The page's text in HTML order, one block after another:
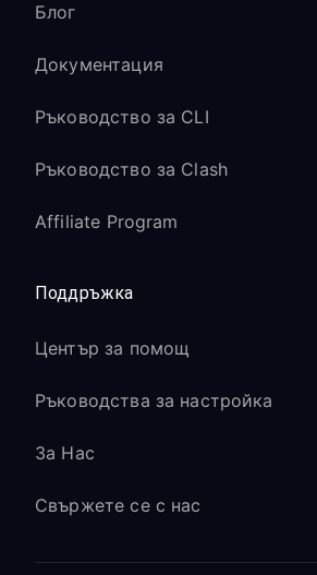
Блог
Документация
Ръководство за CLI
Ръководство за Clash
Affiliate Program
Поддръжка
Център за помощ
Ръководства за настройка
За Нас
Свържете се с нас